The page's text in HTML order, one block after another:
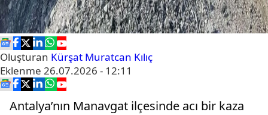
Oluşturan Kürşat Muratcan Kılıç
Eklenme 26.07.2026 - 12:11
Antalya’nın Manavgat ilçesinde acı bir kaza